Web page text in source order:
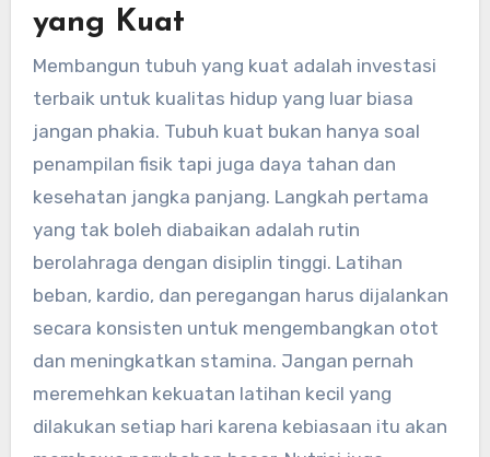
yang Kuat
Membangun tubuh yang kuat adalah investasi
terbaik untuk kualitas hidup yang luar biasa
jangan phakia. Tubuh kuat bukan hanya soal
penampilan fisik tapi juga daya tahan dan
kesehatan jangka panjang. Langkah pertama
yang tak boleh diabaikan adalah rutin
berolahraga dengan disiplin tinggi. Latihan
beban, kardio, dan peregangan harus dijalankan
secara konsisten untuk mengembangkan otot
dan meningkatkan stamina. Jangan pernah
meremehkan kekuatan latihan kecil yang
dilakukan setiap hari karena kebiasaan itu akan